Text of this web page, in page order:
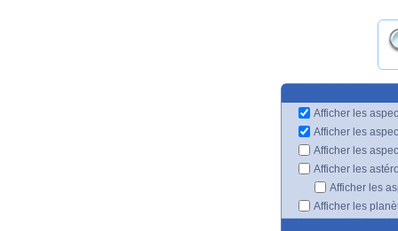
Afficher les
Afficher les
Afficher les
Afficher les
Afficher les
Afficher les